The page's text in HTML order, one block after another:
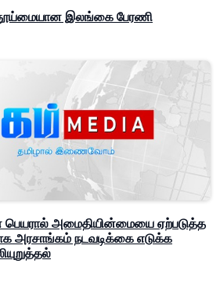
இலங்கை பேரணி
அமைதியின்மையை ஏற்படுத்த
அரசாங்கம் நடவடிக்கை எடுக்க